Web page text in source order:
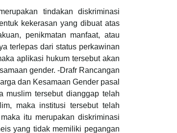
tindakan diskriminasi
kekerasan yang dibuat atas
penikmatan manfaat, atau
terlepas dari status perkawinan
aplikasi hukum tersebut akan
gender. -Drafr Rancangan
dan Kesamaan Gender pasal
muslim tersebut dianggap telah
maka institusi tersebut telah
itu merupakan diskriminasi
yang tidak memiliki pegangan